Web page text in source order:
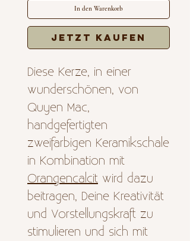
In den Warenkorb
Jetzt kaufen
Diese Kerze, in einer
wunderschönen, von
Quyen Mac,
handgefertigten
zweifarbigen Keramikschale
in Kombination mit
Orangencalcit wird dazu
beitragen, Deine Kreativität
und Vorstellungskraft zu
stimulieren und sich mit